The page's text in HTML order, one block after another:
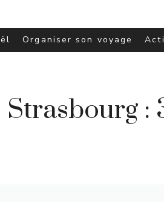
Organiser son voyage
: